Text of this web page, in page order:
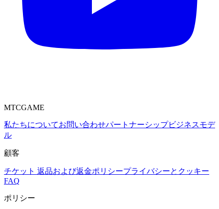
MTCGAME
私たちについてお問い合わせパートナーシップビジネスモデ
ル
顧客
チケット 返品および返金ポリシープライバシーとクッキー
FAQ
ポリシー